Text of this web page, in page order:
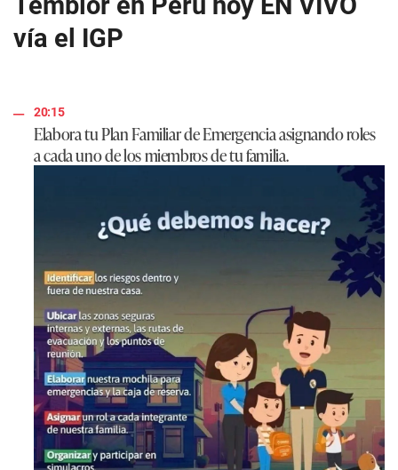
s
e
c
o
vía el IGP
20:15
Elabora tu Plan Familiar de Emergencia asignando roles
a cada uno de los miembros de tu familia.